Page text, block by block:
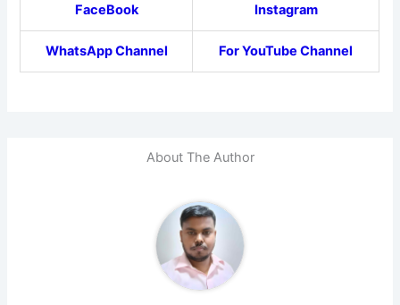
FaceBook Instagram
WhatsApp Channel For YouTube Channel
About The Author